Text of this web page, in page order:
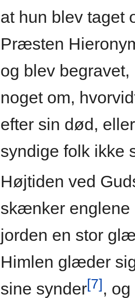
at hun blev taget
Præsten
og blev
noget om,
efter sin død,
syndige folk ikke
Højtiden ved
skænker englene
jorden en stor
Himlen glæder
sine synder[7],